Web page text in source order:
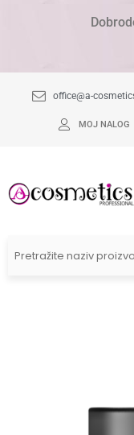
office@a-
MOJ NALOG